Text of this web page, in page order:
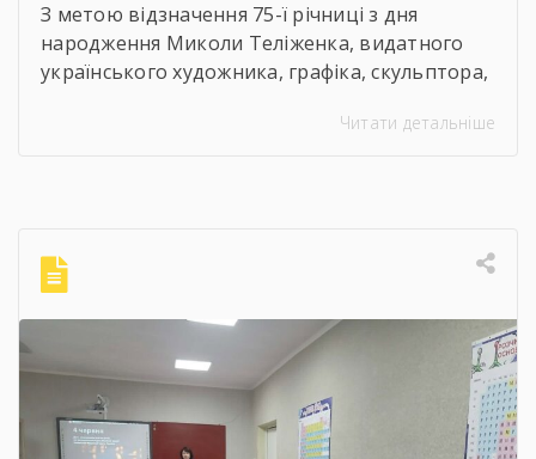
З метою відзначення 75-ї річниці з дня
народження Миколи Теліженка, видатного
українського художника, графіка, скульптора,
мистецтва, члена Національної спілки
години, під час яких студенти здійснили
віртуальну подорож до музею митця, де
кожен зміг побачити неймовірну
філігранність витинанок, графіки […]
Читати детальніше